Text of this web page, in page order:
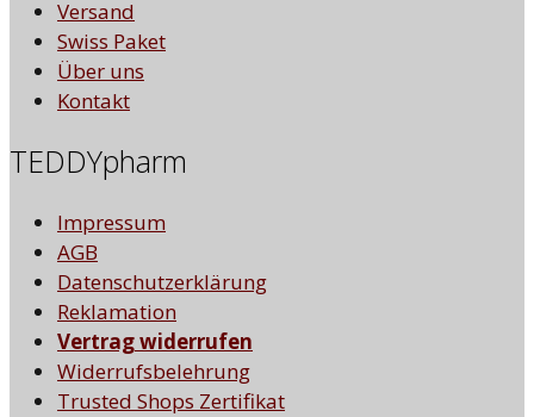
Versand
Swiss Paket
Über uns
Kontakt
TEDDYpharm
Impressum
AGB
Datenschutzerklärung
Reklamation
Vertrag widerrufen
Widerrufsbelehrung
Trusted Shops Zertifikat